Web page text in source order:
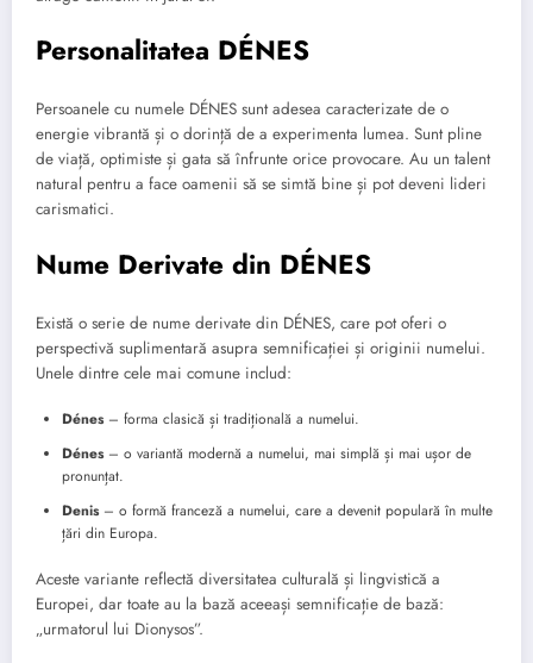
Personalitatea DÉNES
Persoanele cu numele DÉNES sunt adesea caracterizate de o
energie vibrantă și o dorință de a experimenta lumea. Sunt pline
de viață, optimiste și gata să înfrunte orice provocare. Au un talent
natural pentru a face oamenii să se simtă bine și pot deveni lideri
carismatici.
Nume Derivate din DÉNES
Există o serie de nume derivate din DÉNES, care pot oferi o
perspectivă suplimentară asupra semnificației și originii numelui.
Unele dintre cele mai comune includ:
Dénes– forma clasică și tradițională a numelui.
Dénes– o variantă modernă a numelui, mai simplă și mai ușor de
pronunțat.
Denis– o formă franceză a numelui, care a devenit populară în multe
țări din Europa.
Aceste variante reflectă diversitatea culturală și lingvistică a
Europei, dar toate au la bază aceeași semnificație de bază:
„urmatorul lui Dionysos”.